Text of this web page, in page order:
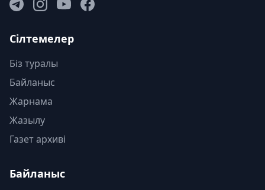
Сілтемелер
Біз туралы
Байланыс
Жарнама
Жазылу
Газет архиві
Байланыс